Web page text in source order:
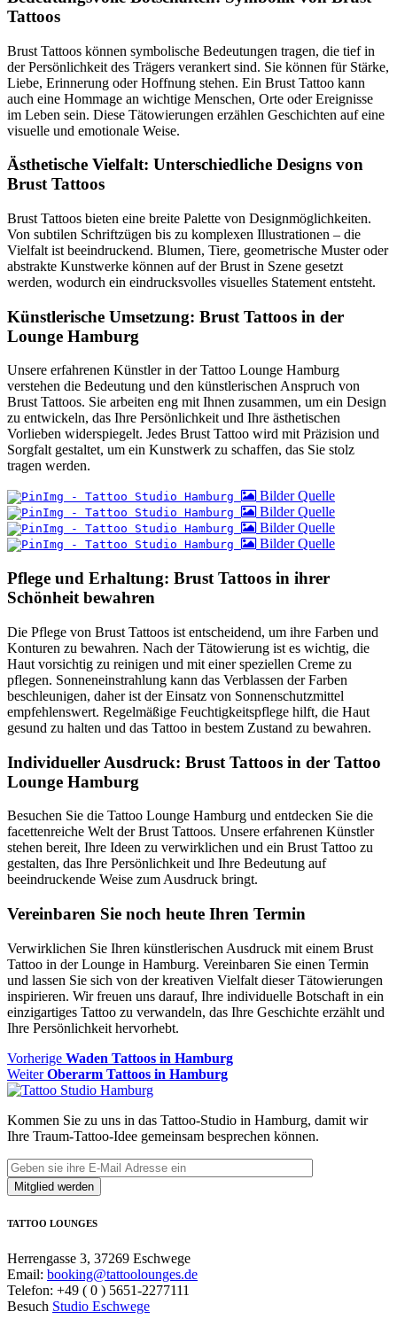
Tattoos
Brust Tattoos können symbolische Bedeutungen tragen, die tief in
der Persönlichkeit des Trägers verankert sind. Sie können für Stärke,
Liebe, Erinnerung oder Hoffnung stehen. Ein Brust Tattoo kann
auch eine Hommage an wichtige Menschen, Orte oder Ereignisse
im Leben sein. Diese Tätowierungen erzählen Geschichten auf eine
visuelle und emotionale Weise.
Ästhetische Vielfalt: Unterschiedliche Designs von
Brust Tattoos
Brust Tattoos bieten eine breite Palette von Designmöglichkeiten.
Von subtilen Schriftzügen bis zu komplexen Illustrationen – die
Vielfalt ist beeindruckend. Blumen, Tiere, geometrische Muster oder
abstrakte Kunstwerke können auf der Brust in Szene gesetzt
werden, wodurch ein eindrucksvolles visuelles Statement entsteht.
Künstlerische Umsetzung: Brust Tattoos in der
Lounge Hamburg
Unsere erfahrenen Künstler in der Tattoo Lounge Hamburg
verstehen die Bedeutung und den künstlerischen Anspruch von
Brust Tattoos. Sie arbeiten eng mit Ihnen zusammen, um ein Design
zu entwickeln, das Ihre Persönlichkeit und Ihre ästhetischen
Vorlieben widerspiegelt. Jedes Brust Tattoo wird mit Präzision und
Sorgfalt gestaltet, um ein Kunstwerk zu schaffen, das Sie stolz
tragen werden.
Bilder Quelle
Bilder Quelle
Bilder Quelle
Bilder Quelle
Pflege und Erhaltung: Brust Tattoos in ihrer
Schönheit bewahren
Die Pflege von Brust Tattoos ist entscheidend, um ihre Farben und
Konturen zu bewahren. Nach der Tätowierung ist es wichtig, die
Haut vorsichtig zu reinigen und mit einer speziellen Creme zu
pflegen. Sonneneinstrahlung kann das Verblassen der Farben
beschleunigen, daher ist der Einsatz von Sonnenschutzmittel
empfehlenswert. Regelmäßige Feuchtigkeitspflege hilft, die Haut
gesund zu halten und das Tattoo in bestem Zustand zu bewahren.
Individueller Ausdruck: Brust Tattoos in der Tattoo
Lounge Hamburg
Besuchen Sie die Tattoo Lounge Hamburg und entdecken Sie die
facettenreiche Welt der Brust Tattoos. Unsere erfahrenen Künstler
stehen bereit, Ihre Ideen zu verwirklichen und ein Brust Tattoo zu
gestalten, das Ihre Persönlichkeit und Ihre Bedeutung auf
beeindruckende Weise zum Ausdruck bringt.
Vereinbaren Sie noch heute Ihren Termin
Verwirklichen Sie Ihren künstlerischen Ausdruck mit einem Brust
Tattoo in der Lounge in Hamburg. Vereinbaren Sie einen Termin
und lassen Sie sich von der kreativen Vielfalt dieser Tätowierungen
inspirieren. Wir freuen uns darauf, Ihre individuelle Botschaft in ein
einzigartiges Tattoo zu verwandeln, das Ihre Geschichte erzählt und
Ihre Persönlichkeit hervorhebt.
Beitragsnavigation
Vorherige Vorheriger
Beitrag
Waden Tattoos in Hamburg
Weiter Nächster
Beitrag:
Oberarm Tattoos in Hamburg
Kommen Sie zu uns in das Tattoo-Studio in Hamburg, damit wir
Ihre Traum-Tattoo-Idee gemeinsam besprechen können.
TATTOO LOUNGES
Herrengasse 3, 37269 Eschwege
Email: booking@tattoolounges.de
Telefon: +49 ( 0 ) 5651-2277111
Besuch Studio Eschwege